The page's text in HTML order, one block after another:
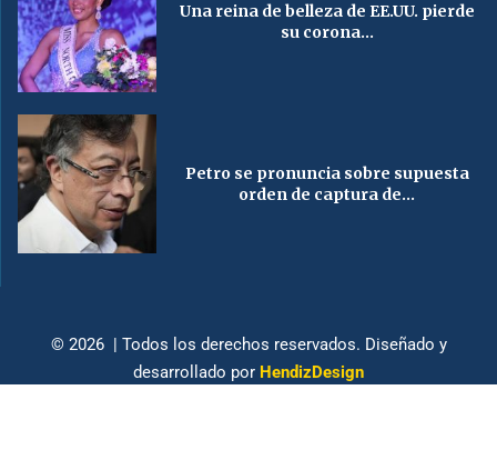
Una reina de belleza de EE.UU. pierde
su corona...
Petro se pronuncia sobre supuesta
orden de captura de...
© 2026 | Todos los derechos reservados. Diseñado y
desarrollado por HendizDesign